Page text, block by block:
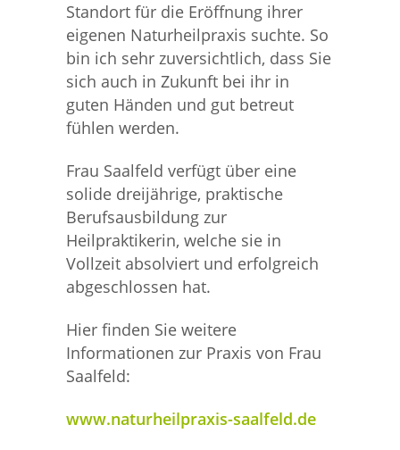
Standort für die Eröffnung ihrer
eigenen Naturheilpraxis suchte. So
bin ich sehr zuversichtlich, dass Sie
sich auch in Zukunft bei ihr in
guten Händen und gut betreut
fühlen werden.
Frau Saalfeld verfügt über eine
solide dreijährige, praktische
Berufsausbildung zur
Heilpraktikerin, welche sie in
Vollzeit absolviert und erfolgreich
abgeschlossen hat.
Hier finden Sie weitere
Informationen zur Praxis von Frau
Saalfeld:
www.naturheilpraxis-saalfeld.de